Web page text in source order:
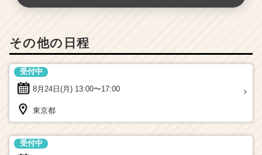
その他の日程
8月24日(月) 13:00〜17:00
受付中
東京都
受付中